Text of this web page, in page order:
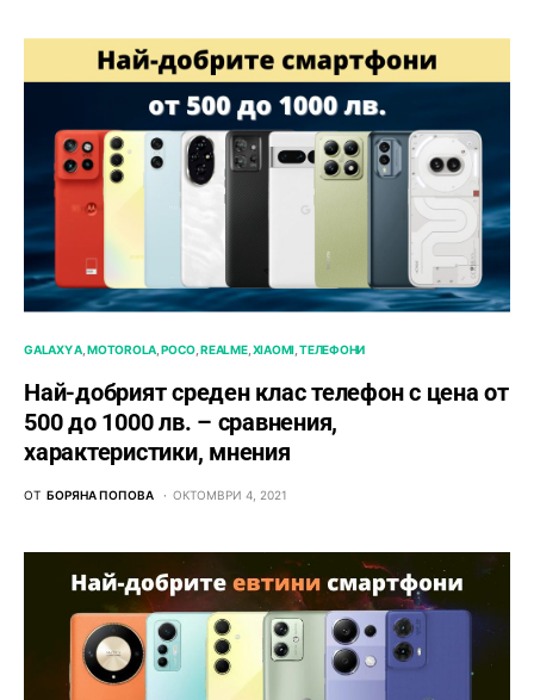
GALAXY A MOTOROLA POCO REALME XIAOMI ТЕЛЕФОНИ
Най-добрият среден клас телефон с цена от
500 до 1000 лв. – сравнения,
характеристики, мнения
ОТ БОРЯНА ПОПОВА ОКТОМВРИ 4, 2021